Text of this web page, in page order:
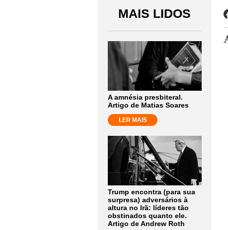
MAIS LIDOS
A amnésia presbiteral.
Artigo de Matias Soares
LER MAIS
Trump encontra (para sua
surpresa) adversários à
altura no Irã: líderes tão
obstinados quanto ele.
Artigo de Andrew Roth